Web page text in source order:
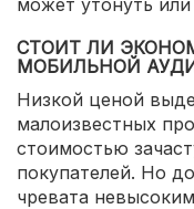
может утонуть или
СТОИТ ЛИ
МОБИЛЬНОЙ
Низкой ценой
малоизвестных
стоимостью
покупателей. Но
чревата